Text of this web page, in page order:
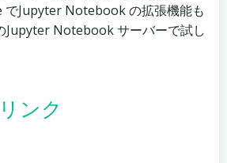
でJupyter Notebook の拡張機能も
Jupyter Notebook サーバーで試し
ンク